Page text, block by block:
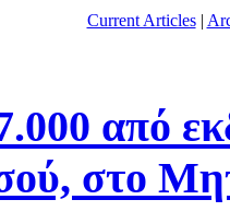
Current Articles|
από
στο